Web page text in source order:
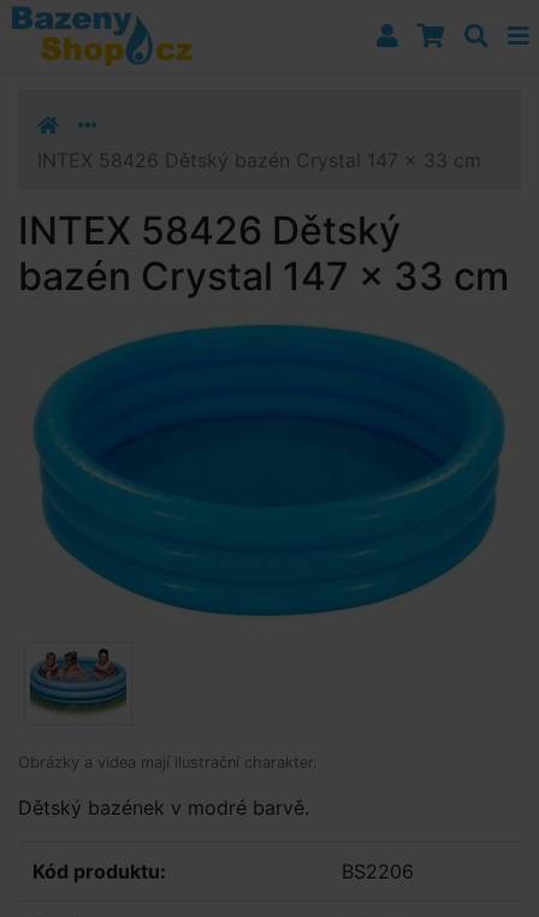
Přejít k navigaci
Přejít na obsah
Přejít k postrannímu sloupci
INTEX 58426 Dětský bazén Crystal 147 x 33 cm
INTEX 58426 Dětský
bazén Crystal 147 x 33 cm
Obrázky a videa mají ilustrační charakter.
Dětský bazének v modré barvě.
Kód produktu: BS2206